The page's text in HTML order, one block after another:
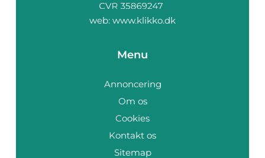
web: www.klikko.dk
Menu
Annoncering
Om os
Cookies
Kontakt os
Sitemap